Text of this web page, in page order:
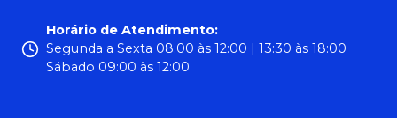
Horário de Atendimento:
Segunda a Sexta 08:00 às 12:00 | 13:30 às 18:00
Sábado 09:00 às 12:00